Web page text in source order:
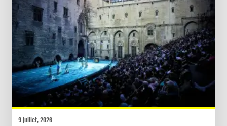
9 juillet, 2026